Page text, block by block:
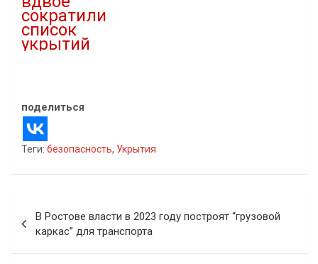
сократили
список
укрытий
поделиться
Теги: безопасность, Укрытия
по
записям
В Ростове власти в 2023 году построят “грузовой
каркас” для транспорта